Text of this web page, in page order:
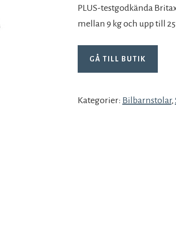
PLUS-testgodkända
mellan 9 kg och upp till
GÅ TILL BUTIK
Kategorier: Bilbarnstolar,